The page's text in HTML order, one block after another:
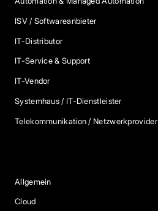
ISV / Softwareanbieter
IT-Distributor
IT-Service & Support
IT-Vendor
Systemhaus / IT-Dienstleister
Telekommunikation / Netzwerkprovider
Allgemein
Cloud